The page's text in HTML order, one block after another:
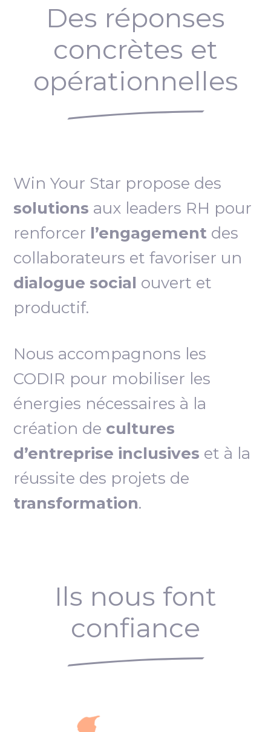
Des réponses
concrètes et
opérationnelles
Win Your Star propose des
solutions aux leaders RH pour
renforcer l’engagement des
collaborateurs et favoriser un
dialogue social ouvert et
productif.
Nous accompagnons les
CODIR pour mobiliser les
énergies nécessaires à la
création de cultures
d’entreprise inclusives et à la
réussite des projets de
transformation.
Ils nous font
confiance